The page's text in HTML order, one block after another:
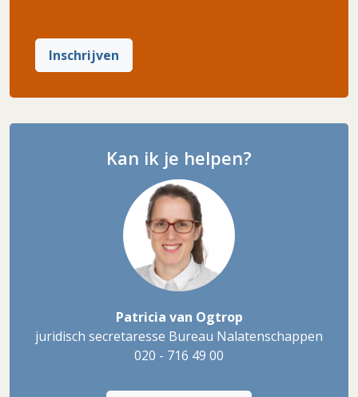
Inschrijven
Kan ik je helpen?
Patricia van Ogtrop
juridisch secretaresse Bureau Nalatenschappen
020 - 716 49 00